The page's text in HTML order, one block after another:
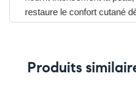
restaure le confort cutané
laisse la peau douce,
Produits